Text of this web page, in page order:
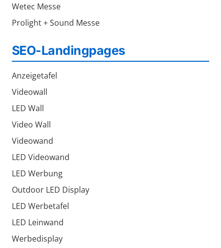
Wetec Messe
Prolight + Sound Messe
SEO-Landingpages
Anzeigetafel
Videowall
LED Wall
Video Wall
Videowand
LED Videowand
LED Werbung
Outdoor LED Display
LED Werbetafel
LED Leinwand
Werbedisplay